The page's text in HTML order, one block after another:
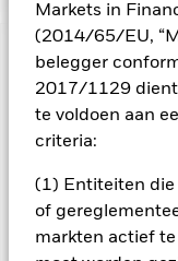
Markets in
(2014/65/EU,
belegger
2017/1129
te voldoen aan
criteria:
(1) Entiteiten die
of
markten actief
BELANGRIJKE
het rendement van
zijn niet
oorspronkelijke inleg.
genoteerd zijn in
betreffende
waarde van de